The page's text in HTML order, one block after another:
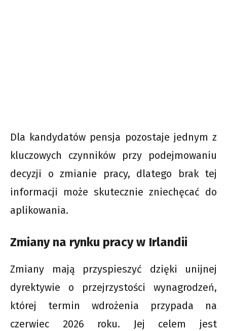
Dla kandydatów pensja pozostaje jednym z
kluczowych czynników przy podejmowaniu
decyzji o zmianie pracy, dlatego brak tej
informacji może skutecznie zniechęcać do
aplikowania.
Zmiany na rynku pracy w Irlandii
Zmiany mają przyspieszyć dzięki unijnej
dyrektywie o przejrzystości wynagrodzeń,
której termin wdrożenia przypada na
czerwiec 2026 roku. Jej celem jest